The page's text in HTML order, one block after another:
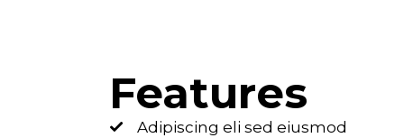
Features
Adipiscing eli sed eiusmod